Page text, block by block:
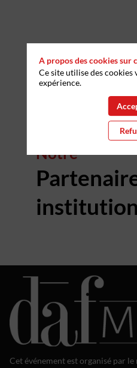
Notre
Cet événement est organisé par le
A propos des cookies sur
Ce site utilise des
expérience.